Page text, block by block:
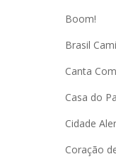
Boom!
Brasil
Canta
Casa do
Cidade
Coração